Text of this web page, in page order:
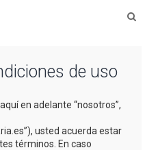
de uso
en adelante “nosotros”,
usted acuerda estar
términos. En caso